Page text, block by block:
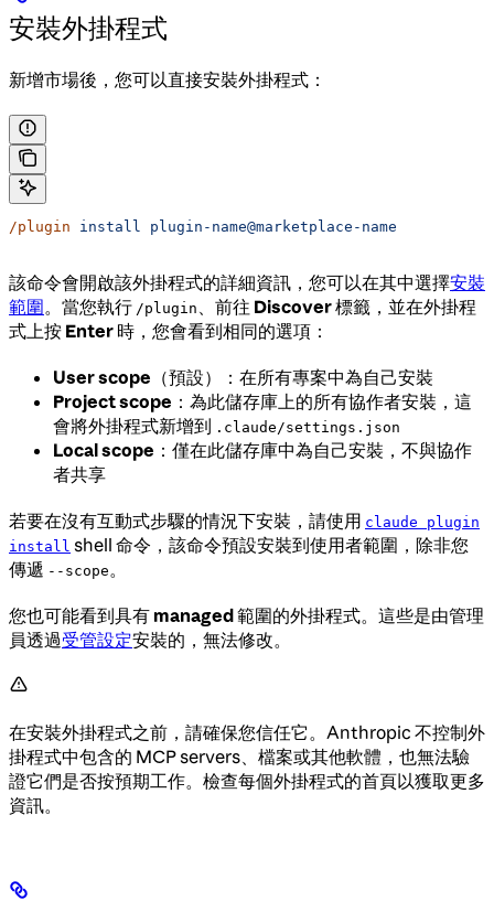
安裝外掛程式
新增市場後，您可以直接安裝外掛程式：
/plugin install plugin-name@marketplace-name
該命令會開啟該外掛程式的詳細資訊，您可以在其中選擇安裝
範圍。當您執行 /plugin 、前往 Discover標籤，並在外掛程
式上按 Enter 時，您會看到相同的選項：
User scope （預設）：在所有專案中為自己安裝
Project scope ：為此儲存庫上的所有協作者安裝，這
會將外掛程式新增到 .claude/settings.json
Local scope ：僅在此儲存庫中為自己安裝，不與協作
者共享
若要在沒有互動式步驟的情況下安裝，請使用 claude plugin
install shell 命令，該命令預設安裝到使用者範圍，除非您
傳遞 --scope 。
您也可能看到具有 managed範圍的外掛程式。這些是由管理
員透過受管設定安裝的，無法修改。
在安裝外掛程式之前，請確保您信任它。Anthropic 不控制外
掛程式中包含的 MCP servers、檔案或其他軟體，也無法驗
證它們是否按預期工作。檢查每個外掛程式的首頁以獲取更多
資訊。